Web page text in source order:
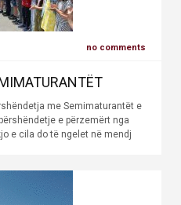
no comments
me Semimaturantët e
e përzemërt nga
e cila do të ngelet në mendj